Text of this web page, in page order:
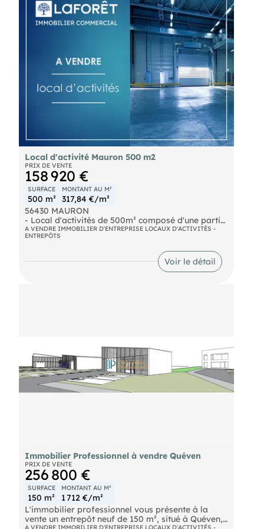
Honoraires inclus de 7.75% à la charge de
l'acquéreur. Prix hors honoraires 300 000 € HT.
DPE en cours. Les informations sur les risques
auxquels ce bien est exposé sont disponibles sur
https://www.georisques.gouv.fr.
Local d'activité Mauron 500 m2
PRIX DE VENTE
158 920 €
SURFACE
500 m²
MONTANT AU M²
317,84 €/m²
56430 MAURON
- Local d'activités de 500m² composé d'une partie
bureau/accueil, de plusieurs ateliers, d'un entrepôt
avec porte sectionnelle, sanitaires et un box de
stationnement à l'avant et une cour close à
l'arrière. Charpente métallique, toiture fibro et bac
A VENDRE IMMOBILIER D'ENTREPRISE LOCAUX D'ACTIVITÉS -
ENTREPÔTS
Voir le détail
Immobilier Professionnel à vendre Quéven
PRIX DE VENTE
256 800 €
SURFACE
150 m²
MONTANT AU M²
1 712 €/m²
L'immobilier professionnel vous présente à la
vente un entrepôt neuf de 150 m², situé à Quéven,